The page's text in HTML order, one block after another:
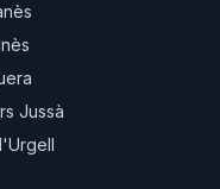
Jussà